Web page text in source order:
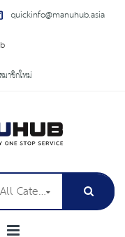
quickinfo@manuhub.asia
าชิกใหม่
All Categories